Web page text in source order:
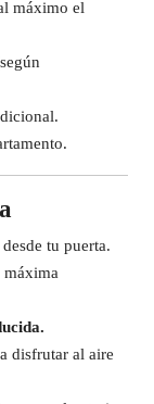
máximo el
desde tu puerta.
máxima
disfrutar al aire